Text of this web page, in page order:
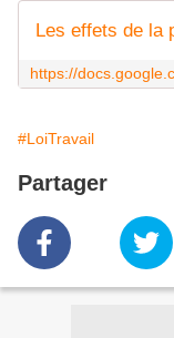
Les effets de la
#LoiTravail
Partager